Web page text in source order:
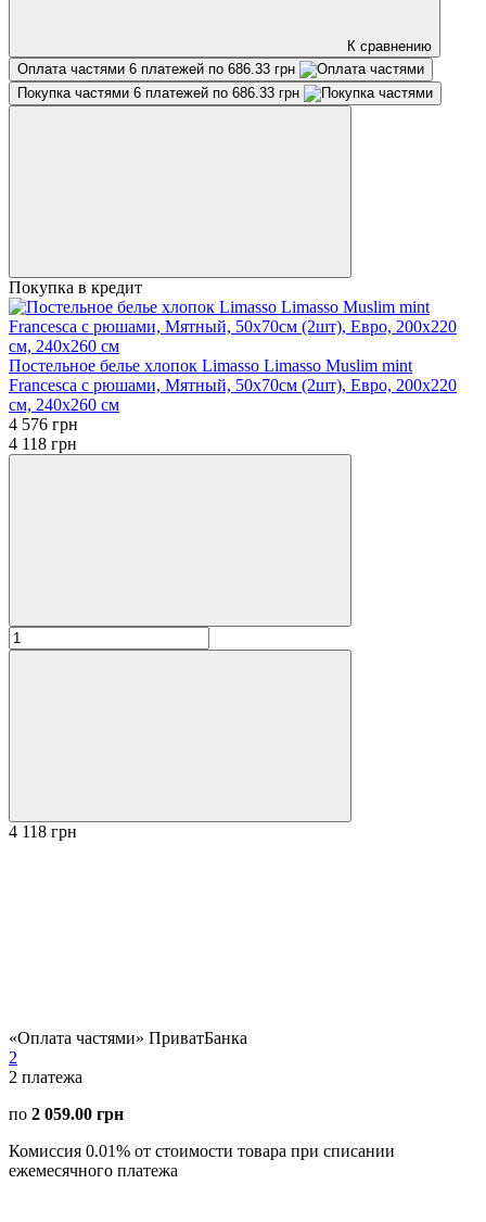
К сравнению
Оплата частями 6 платежей по 686.33 грн
Покупка частями 6 платежей по 686.33 грн
Покупка в кредит
Постельное белье хлопок Limasso Limasso Muslim mint
Francesca с рюшами, Мятный, 50х70см (2шт), Евро, 200х220
см, 240х260 см
4 576 грн
4 118 грн
4 118 грн
«Оплата частями» ПриватБанка
2
2 платежа
по 2 059.00 грн
Комиссия 0.01% от стоимости товара при списании
ежемесячного платежа